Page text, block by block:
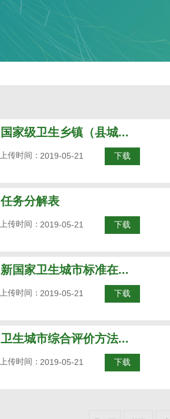
国家级卫生乡镇（县城...
2019-05-21
上传时间： 下载
任务分解表
2019-05-21
上传时间： 下载
新国家卫生城市标准在...
2019-05-21
上传时间： 下载
卫生城市综合评价方法...
2019-05-21
上传时间： 下载